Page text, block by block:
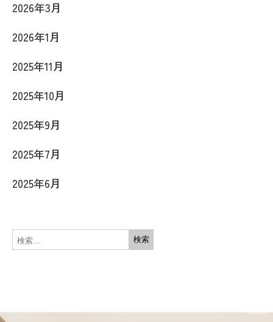
2026年3月
2026年1月
2025年11月
2025年10月
2025年9月
2025年7月
2025年6月